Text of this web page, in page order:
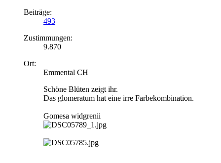
Beiträge:
493
Zustimmungen:
9.870
Ort:
Emmental CH
Schöne Blüten zeigt ihr.
Das glomeratum hat eine irre Farbekombination.
Gomesa widgrenii